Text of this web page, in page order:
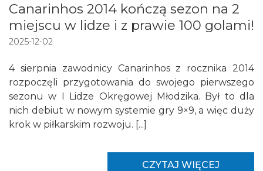
Canarinhos 2014 kończą sezon na 2
miejscu w lidze i z prawie 100 golami!
2025-12-02
4 sierpnia zawodnicy Canarinhos z rocznika 2014
rozpoczęli przygotowania do swojego pierwszego
sezonu w I Lidze Okręgowej Młodzika. Był to dla
nich debiut w nowym systemie gry 9×9, a więc duży
krok w piłkarskim rozwoju. [...]
CZYTAJ WIĘCEJ